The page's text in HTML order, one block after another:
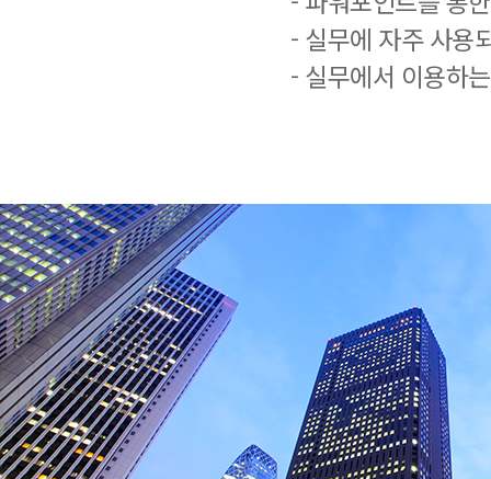
- 실무에 자주 사용
- 실무에서 이용하